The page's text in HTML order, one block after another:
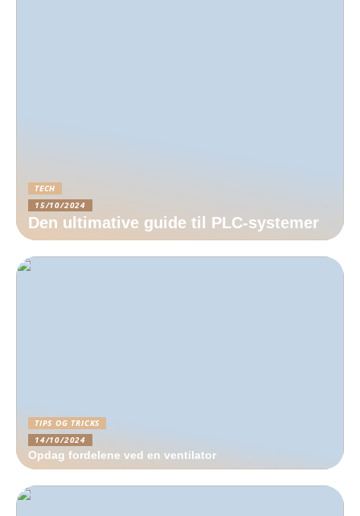
TECH
15/10/2024
Den ultimative guide til PLC-systemer
TIPS OG TRICKS
14/10/2024
Opdag fordelene ved en ventilator